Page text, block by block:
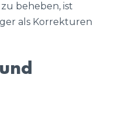
beheben, ist
als Korrekturen